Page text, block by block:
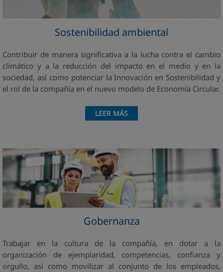
Sostenibilidad ambiental
Contribuir de manera significativa a la lucha contra el cambio
climático y a la reducción del impacto en el medio y en la
sociedad, así como potenciar la Innovación en Sostenibilidad y
el rol de la compañía en el nuevo modelo de Economía Circular.
LEER MÁS
Gobernanza
Trabajar en la cultura de la compañía, en dotar a la
organización de ejemplaridad, competencias, confianza y
orgullo, así como movilizar al conjunto de los empleados,